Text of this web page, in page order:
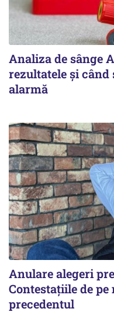
Analiza de sânge
rezultatele și când
alarmă
Anulare alegeri
Contestațiile de pe
precedentul